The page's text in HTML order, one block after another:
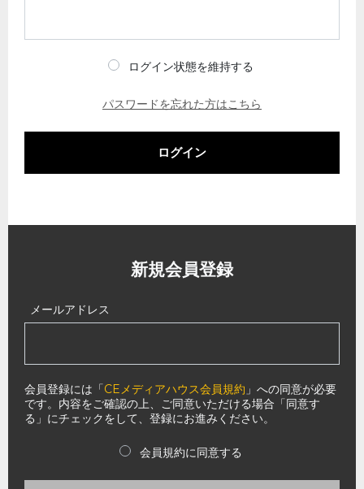
ログイン状態を維持する
パスワードを忘れた方はこちら
ログイン
新規会員登録
メールアドレス
会員登録には「CEメディアハウス会員規約 」への同意が必要
です。内容をご確認の上、ご同意いただける場合「同意す
る」にチェックをして、登録にお進みください。
会員規約に同意する